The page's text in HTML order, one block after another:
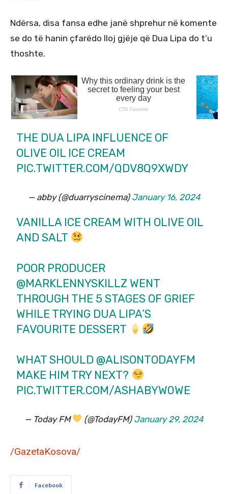
Ndërsa, disa fansa edhe janë shprehur në komente
se do të hanin çfarëdo lloj gjëje që Dua Lipa do t’u
thoshte.
THE DUA LIPA INFLUENCE OF
OLIVE OIL ICE CREAM
PIC.TWITTER.COM/QDV8Q9XWDY
— abby (@duarryscinema) January 16, 2024
VANILLA ICE CREAM WITH OLIVE OIL
AND SALT
POOR PRODUCER
@MARKLENNYSKILLZ WENT
THROUGH THE 5 STAGES OF GRIEF
WHILE TRYING DUA LIPA’S
FAVOURITE DESSERT
WHAT SHOULD @ALISONTODAYFM
MAKE HIM TRY NEXT?
PIC.TWITTER.COM/ASHABYW0WE
— Today FM (@TodayFM) January 29, 2024
/GazetaKosova/
Facebook